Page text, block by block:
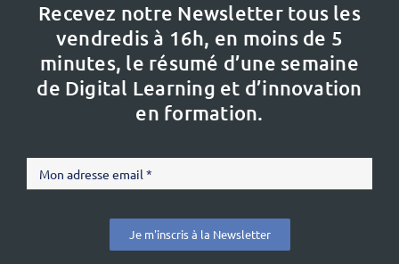
Recevez notre Newsletter tous les
vendredis à 16h, en moins de 5
minutes, le résumé d’une semaine
de Digital Learning et d’innovation
en formation.
Je m'inscris à la Newsletter